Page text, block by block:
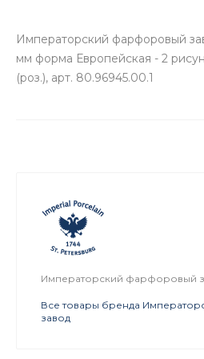
Императорский фарфоровый
мм форма Европейская - 2
(роз.), арт. 80.96945.00.1
Императорский фарфоровый
Все товары бренда
завод